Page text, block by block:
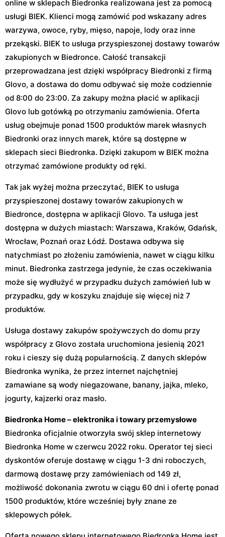
online w sklepach Biedronka realizowana jest za pomocą
usługi BIEK. Klienci mogą zamówić pod wskazany adres
warzywa, owoce, ryby, mięso, napoje, lody oraz inne
przekąski. BIEK to usługa przyspieszonej dostawy towarów
zakupionych w Biedronce. Całość transakcji
przeprowadzana jest dzięki współpracy Biedronki z firmą
Glovo, a dostawa do domu odbywać się może codziennie
od 8:00 do 23:00. Za zakupy można płacić w aplikacji
Glovo lub gotówką po otrzymaniu zamówienia. Oferta
usług obejmuje ponad 1500 produktów marek własnych
Biedronki oraz innych marek, które są dostępne w
sklepach sieci Biedronka. Dzięki zakupom w BIEK można
otrzymać zamówione produkty od ręki.
Tak jak wyżej można przeczytać, BIEK to usługa
przyspieszonej dostawy towarów zakupionych w
Biedronce, dostępna w aplikacji Glovo. Ta usługa jest
dostępna w dużych miastach: Warszawa, Kraków, Gdańsk,
Wrocław, Poznań oraz Łódź. Dostawa odbywa się
natychmiast po złożeniu zamówienia, nawet w ciągu kilku
minut. Biedronka zastrzega jedynie, że czas oczekiwania
może się wydłużyć w przypadku dużych zamówień lub w
przypadku, gdy w koszyku znajduje się więcej niż 7
produktów.
Usługa dostawy zakupów spożywczych do domu przy
współpracy z Glovo została uruchomiona jesienią 2021
roku i cieszy się dużą popularnością. Z danych sklepów
Biedronka wynika, że przez internet najchętniej
zamawiane są wody niegazowane, banany, jajka, mleko,
jogurty, kajzerki oraz masło.
Biedronka Home – elektronika i towary przemysłowe
Biedronka oficjalnie otworzyła swój sklep internetowy
Biedronka Home w czerwcu 2022 roku. Operator tej sieci
dyskontów oferuje dostawę w ciągu 1-3 dni roboczych,
darmową dostawę przy zamówieniach od 149 zł,
możliwość dokonania zwrotu w ciągu 60 dni i ofertę ponad
1500 produktów, które wcześniej były znane ze
sklepowych półek.